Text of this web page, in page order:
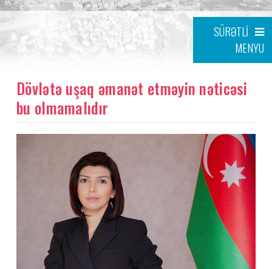
SÜRƏTLİ
MENYU
Dövlətə uşaq əmanət etməyin nəticəsi
bu olmamalıdır